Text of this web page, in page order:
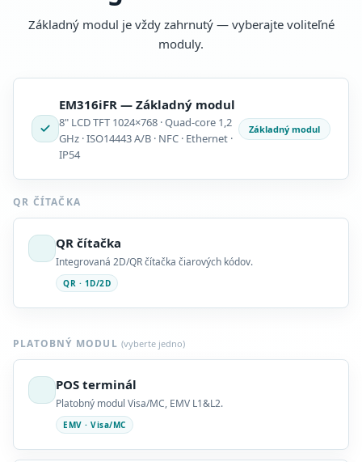
Základný modul je vždy zahrnutý — vyberajte voliteľné
moduly.
EM316iFR — Základný modul
8" LCD TFT 1024×768 · Quad-core 1,2
GHz · ISO14443 A/B · NFC · Ethernet ·
IP54
Základný modul
QR ČÍTAČKA
QR čítačka
Integrovaná 2D/QR čítačka čiarových kódov.
QR · 1D/2D
PLATOBNÝ MODUL (vyberte jedno)
POS terminál
Platobný modul Visa/MC, EMV L1&L2.
EMV · Visa/MC